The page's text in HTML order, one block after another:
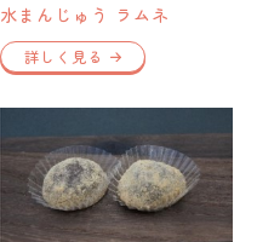
水まんじゅう ラムネ
詳しく見る